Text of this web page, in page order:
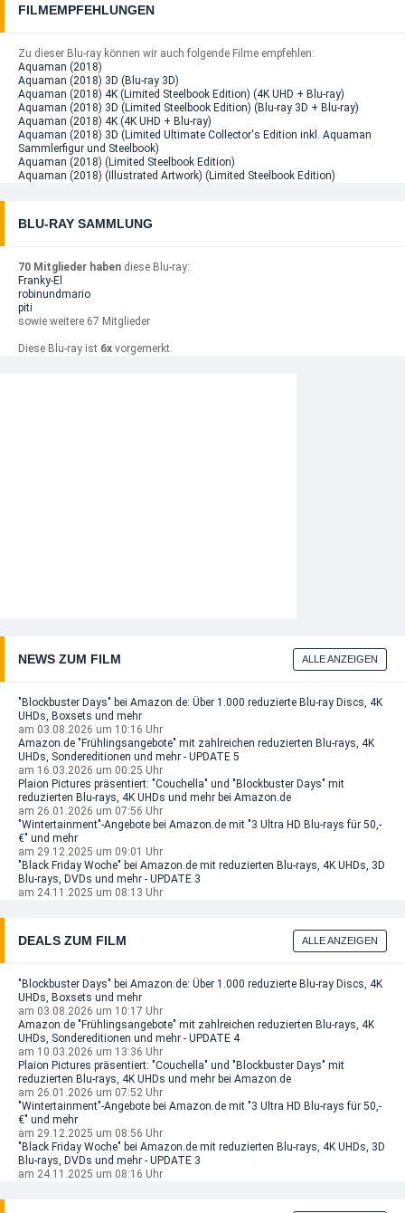
FILMEMPFEHLUNGEN
Zu dieser Blu-ray können wir auch folgende Filme empfehlen:
Aquaman (2018)
Aquaman (2018) 3D (Blu-ray 3D)
Aquaman (2018) 4K (Limited Steelbook Edition) (4K UHD + Blu-ray)
Aquaman (2018) 3D (Limited Steelbook Edition) (Blu-ray 3D + Blu-ray)
Aquaman (2018) 4K (4K UHD + Blu-ray)
Aquaman (2018) 3D (Limited Ultimate Collector's Edition inkl. Aquaman
Sammlerfigur und Steelbook)
Aquaman (2018) (Limited Steelbook Edition)
Aquaman (2018) (Illustrated Artwork) (Limited Steelbook Edition)
BLU-RAY SAMMLUNG
70 Mitglieder haben diese Blu-ray:
Franky-El
robinundmario
piti
sowie weitere 67 Mitglieder
Diese Blu-ray ist 6x vorgemerkt.
NEWS ZUM FILM ALLE ANZEIGEN
"Blockbuster Days" bei Amazon.de: Über 1.000 reduzierte Blu-ray Discs, 4K
UHDs, Boxsets und mehr
am 03.08.2026 um 10:16 Uhr
Amazon.de "Frühlingsangebote" mit zahlreichen reduzierten Blu-rays, 4K
UHDs, Sondereditionen und mehr - UPDATE 5
am 16.03.2026 um 00:25 Uhr
Plaion Pictures präsentiert: "Couchella" und "Blockbuster Days" mit
reduzierten Blu-rays, 4K UHDs und mehr bei Amazon.de
am 26.01.2026 um 07:56 Uhr
"Wintertainment"-Angebote bei Amazon.de mit "3 Ultra HD Blu-rays für 50,-
€" und mehr
am 29.12.2025 um 09:01 Uhr
"Black Friday Woche" bei Amazon.de mit reduzierten Blu-rays, 4K UHDs, 3D
Blu-rays, DVDs und mehr - UPDATE 3
am 24.11.2025 um 08:13 Uhr
DEALS ZUM FILM ALLE ANZEIGEN
"Blockbuster Days" bei Amazon.de: Über 1.000 reduzierte Blu-ray Discs, 4K
UHDs, Boxsets und mehr
am 03.08.2026 um 10:17 Uhr
Amazon.de "Frühlingsangebote" mit zahlreichen reduzierten Blu-rays, 4K
UHDs, Sondereditionen und mehr - UPDATE 4
am 10.03.2026 um 13:36 Uhr
Plaion Pictures präsentiert: "Couchella" und "Blockbuster Days" mit
reduzierten Blu-rays, 4K UHDs und mehr bei Amazon.de
am 26.01.2026 um 07:52 Uhr
"Wintertainment"-Angebote bei Amazon.de mit "3 Ultra HD Blu-rays für 50,-
€" und mehr
am 29.12.2025 um 08:56 Uhr
"Black Friday Woche" bei Amazon.de mit reduzierten Blu-rays, 4K UHDs, 3D
Blu-rays, DVDs und mehr - UPDATE 3
am 24.11.2025 um 08:16 Uhr